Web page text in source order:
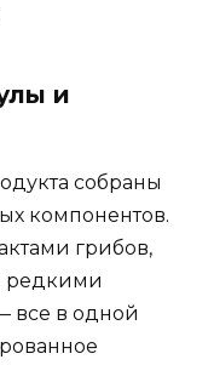
и
собраны
компонентов.
грибов,
редкими
все в одной